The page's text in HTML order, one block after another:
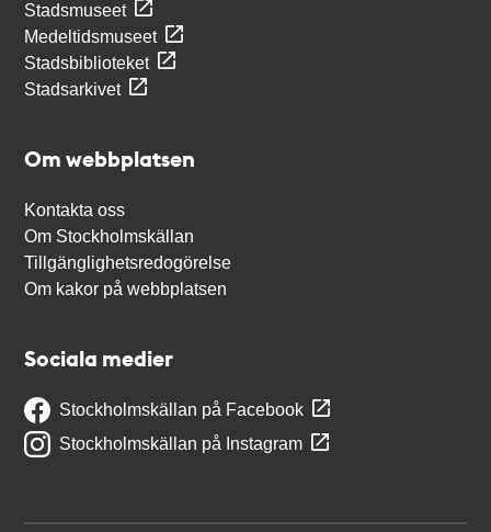
Stadsmuseet
Medeltidsmuseet
Stadsbiblioteket
Stadsarkivet
Om webbplatsen
Kontakta oss
Om Stockholmskällan
Tillgänglighetsredogörelse
Om kakor på webbplatsen
Sociala medier
Stockholmskällan på Facebook
Stockholmskällan på Instagram